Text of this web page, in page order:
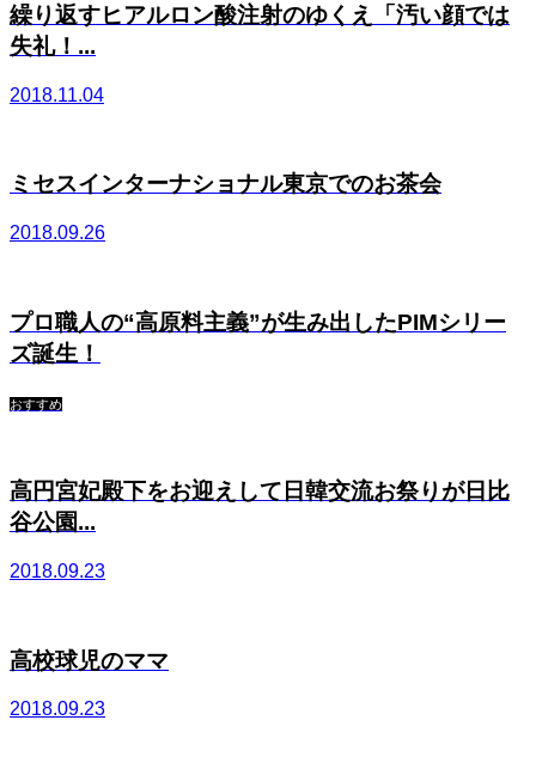
繰り返すヒアルロン酸注射のゆくえ「汚い顔では
失礼！...
2018.11.04
ミセスインターナショナル東京でのお茶会
2018.09.26
プロ職人の“高原料主義”が生み出したPIMシリー
ズ誕生！
おすすめ
高円宮妃殿下をお迎えして日韓交流お祭りが日比
谷公園...
2018.09.23
高校球児のママ
2018.09.23